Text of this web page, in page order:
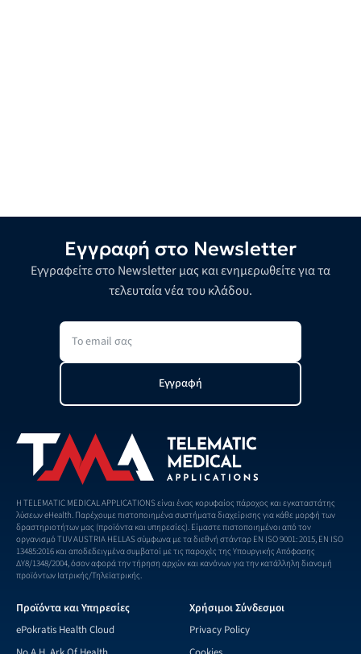
Εγγραφή στο Newsletter
Εγγραφείτε στο Newsletter μας και ενημερωθείτε για τα
τελευταία νέα του κλάδου.
Εγγραφή
H TELEMATIC MEDICAL APPLICATIONS είναι ένας κορυφαίος πάροχος και εγκαταστάτης
λύσεων eHealth. Παρέχουμε πιστοποιημένα συστήματα διαχείρισης για κάθε μορφή των
δραστηριοτήτων μας (προϊόντα και υπηρεσίες). Είμαστε πιστοποιημένοι από τον
οργανισμό TUV AUSTRIA HELLAS σύμφωνα με τα διεθνή στάνταρ EN ISO 9001: 2015, EN ISO
13485:2016 και αποδεδειγμένα συμβατοί με τις παροχές της Υπουργικής Απόφασης
ΔΥ8/1348/2004, όσον αφορά την τήρηση αρχών και κανόνων για την κατάλληλη διανομή
προϊόντων Ιατρικής/Τηλεϊατρικής.
Προϊόντα και Υπηρεσίες
ePokratis Health Cloud
Χρήσιμοι Σύνδεσμοι
Privacy Policy